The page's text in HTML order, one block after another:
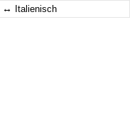
↔ Italienisch